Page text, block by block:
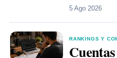
5 Ago 2026
RANKINGS Y